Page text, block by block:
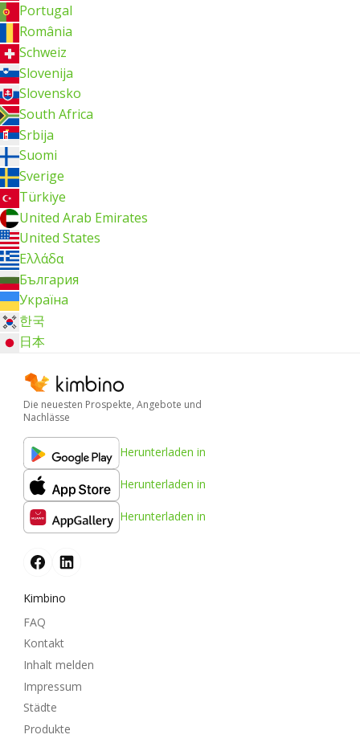
Portugal
România
Schweiz
Slovenija
Slovensko
South Africa
Srbija
Suomi
Sverige
Türkiye
United Arab Emirates
United States
Ελλάδα
България
Україна
한국
日本
Die neuesten Prospekte, Angebote und
Nachlässe
Herunterladen in
Herunterladen in
Herunterladen in
Kimbino
FAQ
Kontakt
Inhalt melden
Impressum
Städte
Produkte